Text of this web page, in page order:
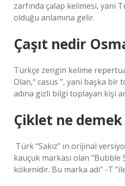
zarfında çalap kelimesi, yani
olduğu anlamına gelir.
Çaşıt nedir
Türkçe zengin kelime
Olan,“ casus ”, yani başka bir
adına gizli bilgi toplayan kişi
Çiklet ne demek
Türk “Sakız” ın orijinal
kauçuk markası olan “Bubble
kökenidir. Bu marka adı” -T